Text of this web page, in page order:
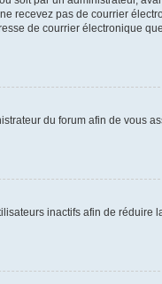
recevez pas de courrier
de courrier électronique
du forum afin de vous
inactifs afin de réduire